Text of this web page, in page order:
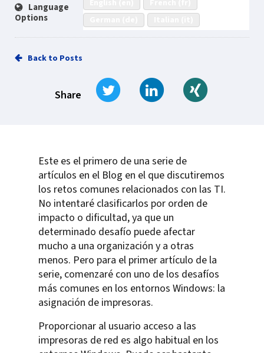
Language
Options
Back to Posts
Share
Tweet Share on LinkedIn
Este es el primero de una serie de
artículos en el Blog en el que discutiremos
los retos comunes relacionados con las TI.
No intentaré clasificarlos por orden de
impacto o dificultad, ya que un
determinado desafío puede afectar
mucho a una organización y a otras
menos. Pero para el primer artículo de la
serie, comenzaré con uno de los desafíos
más comunes en los entornos Windows: la
asignación de impresoras.
Proporcionar al usuario acceso a las
impresoras de red es algo habitual en los